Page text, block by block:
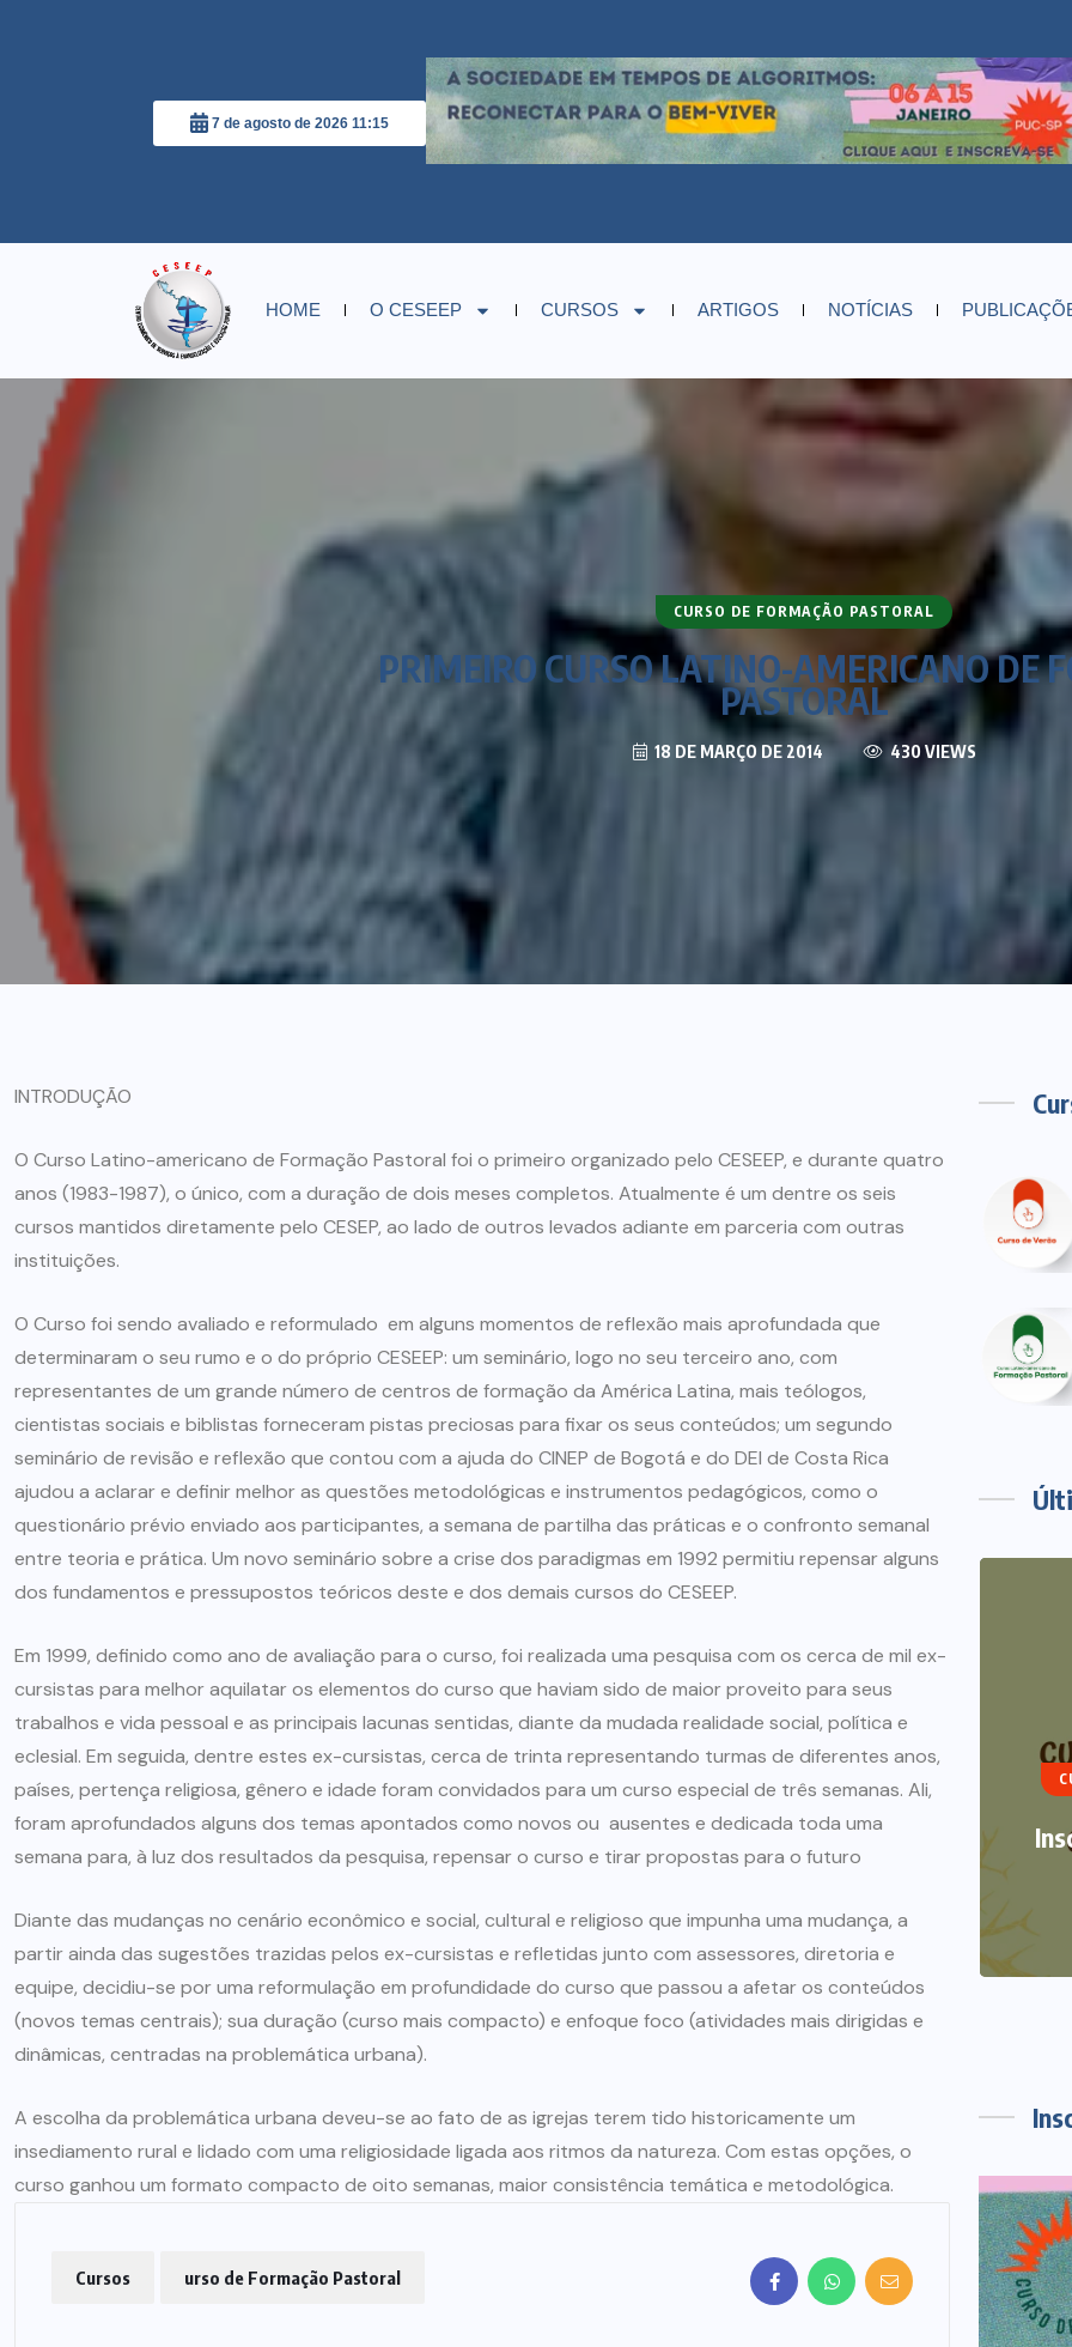
7 de agosto de 2026 11:15
HOME O CESEEP CURSOS ARTIGOS NOTÍCIAS
CURSO DE FORMAÇÃO PASTORAL
PRIMEIRO CURSO LATINO-AMERICANO DE
PASTORAL
18 DE MARÇO DE 2014 430 VIEWS
INTRODUÇÃO
O Curso Latino-americano de Formação Pastoral foi o primeiro organizado pelo CESEEP, e durante quatro
anos (1983-1987), o único, com a duração de dois meses completos. Atualmente é um dentre os seis
cursos mantidos diretamente pelo CESEP, ao lado de outros levados adiante em parceria com outras
instituições.
O Curso foi sendo avaliado e reformulado em alguns momentos de reflexão mais aprofundada que
determinaram o seu rumo e o do próprio CESEEP: um seminário, logo no seu terceiro ano, com
representantes de um grande número de centros de formação da América Latina, mais teólogos,
cientistas sociais e biblistas forneceram pistas preciosas para fixar os seus conteúdos; um segundo
seminário de revisão e reflexão que contou com a ajuda do CINEP de Bogotá e do DEI de Costa Rica
ajudou a aclarar e definir melhor as questões metodológicas e instrumentos pedagógicos, como o
questionário prévio enviado aos participantes, a semana de partilha das práticas e o confronto semanal
entre teoria e prática. Um novo seminário sobre a crise dos paradigmas em 1992 permitiu repensar alguns
dos fundamentos e pressupostos teóricos deste e dos demais cursos do CESEEP.
Em 1999, definido como ano de avaliação para o curso, foi realizada uma pesquisa com os cerca de mil ex-
cursistas para melhor aquilatar os elementos do curso que haviam sido de maior proveito para seus
trabalhos e vida pessoal e as principais lacunas sentidas, diante da mudada realidade social, política e
eclesial. Em seguida, dentre estes ex-cursistas, cerca de trinta representando turmas de diferentes anos,
países, pertença religiosa, gênero e idade foram convidados para um curso especial de três semanas. Ali,
foram aprofundados alguns dos temas apontados como novos ou ausentes e dedicada toda uma
semana para, à luz dos resultados da pesquisa, repensar o curso e tirar propostas para o futuro
Diante das mudanças no cenário econômico e social, cultural e religioso que impunha uma mudança, a
partir ainda das sugestões trazidas pelos ex-cursistas e refletidas junto com assessores, diretoria e
equipe, decidiu-se por uma reformulação em profundidade do curso que passou a afetar os conteúdos
(novos temas centrais); sua duração (curso mais compacto) e enfoque foco (atividades mais dirigidas e
dinâmicas, centradas na problemática urbana).
A escolha da problemática urbana deveu-se ao fato de as igrejas terem tido historicamente um
insediamento rural e lidado com uma religiosidade ligada aos ritmos da natureza. Com estas opções, o
curso ganhou um formato compacto de oito semanas, maior consistência temática e metodológica.
Cursos urso de Formação Pastoral
ARTIGOS CESEEP
O ECUMENISMO
TRANSFORMADOR NASCE
DENTRO DE NÓS – PRISCILLA
DOS REIS RIBEIRO
29 DE JULHO DE 2026
CURSOS DE VERÃO NOTÍCIAS
Inscrições abertas Curso de
Verão 2021
12 DE DEZEMBRO DE 2020